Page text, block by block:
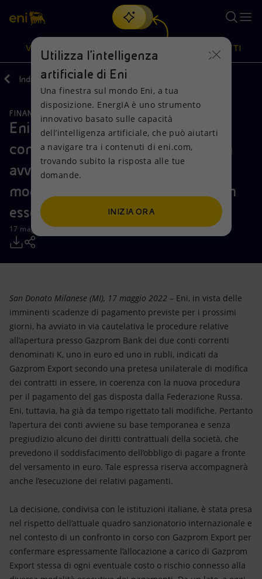
Cerca
scopri EnergIA, la nostra nuova soluzione di intelligenza
artificiale.
VISIONE
Visione
Mission e valori
Persone e Partnership
Net Zero
Modello satellitare
Energia accessibile
Innovazione
Scenari energetici
Azioni
Diversificazione energetica
Tecnologie per la transizione
Collaborazioni per l'innovazione
Attività nel mondo
PRODOTTI
Prodotti
Casa
Imprese
Mobilità
Indietro Media Comunicati Stampa
FINANZA, STRATEGIA E REPORT
Eni: la procedura per l’apertura dei
conti presso Gazprom Bank è stata
avviata senza accettazione di
modifiche unilaterali dei contratti in
essere
17 maggio 2022 - 15:40 CEST
San Donato Milanese (MI), 17 maggio 2022 – Eni, in vista delle
imminenti scadenze di pagamento previste per i prossimi
giorni, ha avviato in via cautelativa le procedure relative
all’apertura presso Gazprom Bank dei due conti correnti
denominati K, uno in euro ed uno in rubli, indicati da
Gazprom Export secondo una pretesa unilaterale di modifica
dei contratti in essere, in coerenza con la nuova procedura
per il pagamento del gas disposta dalla Federazione Russa.
Eni, tuttavia, ha già da tempo rigettato tali modifiche. Pertanto
l’apertura dei conti avviene su base temporanea e senza
pregiudizio alcuno dei diritti contrattuali della società, che
prevedono il soddisfacimento dell’obbligo di pagare a fronte
del versamento in euro. Tale espressa riserva accompagnerà
anche l’esecuzione dei relativi pagamenti.
La decisione, condivisa con le istituzioni italiane, è stata presa
nel rispetto dell’attuale quadro sanzionatorio internazionale e
nel contesto di un confronto in corso con Gazprom Export per
confermare espressamente l’allocazione a carico di Gazprom
Export stessa di ogni eventuale costo o rischio connesso alla
Utilizza l'intelligenza
artificiale di Eni
Una finestra sul mondo Eni, a tua
disposizione. EnergIA è uno strumento
innovativo basato sulle capacità
dell’intelligenza artificiale, che può aiutarti
a navigare tra i contenuti di eni.com,
trovando subito la risposta alle tue
domande.
INIZIA ORA